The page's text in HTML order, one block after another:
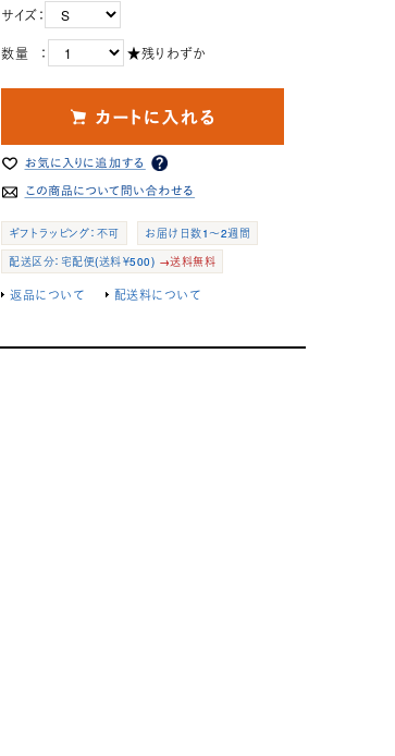
サイズ：
数量 ： ★残りわずか
ギフトラッピング：不可
お届け日数1～2週間
配送区分：宅配便(送料￥500) →送料無料
返品について 配送料について